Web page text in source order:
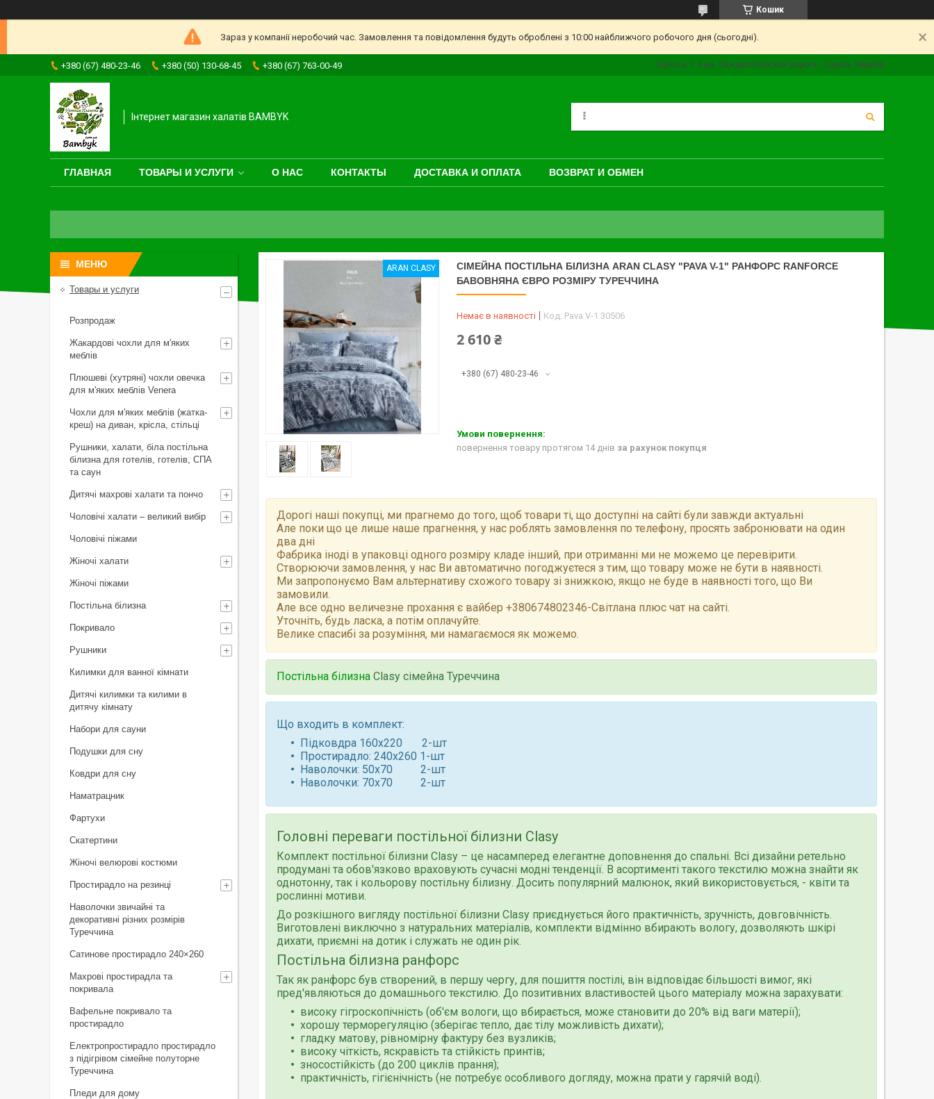
Кошик
Зараз у компанії неробочий час. Замовлення та повідомлення будуть оброблені з 10:00 найближчого робочого дня (сьогодні).
+380 (67) 480-23-46 +380 (50) 130-68-45 +380 (67) 763-00-49 Одесса, 7 й км. Овидиопольской дороги., Одеса, Україна
Інтернет магазин халатів BAMBYK
ГЛАВНАЯ ТОВАРЫ И УСЛУГИ О НАС КОНТАКТЫ ДОСТАВКА И ОПЛАТА ВОЗВРАТ И ОБМЕН
ARAN CLASY
СІМЕЙНА ПОСТІЛЬНА БІЛИЗНА ARAN CLASY "PAVA V-1" РАНФОРС RANFORCE
БАВОВНЯНА ЄВРО РОЗМІРУ ТУРЕЧЧИНА
Немає в наявності Код: Pava V-1 30506
2 610 ₴
+380 (67) 480-23-46
повернення товару протягом 14 днів за рахунок покупця
Дорогі наші покупці, ми прагнемо до того, щоб товари ті, що доступні на сайті були завжди актуальні
Але поки що це лише наше прагнення, у нас роблять замовлення по телефону, просять забронювати на один
два дні
Фабрика іноді в упаковці одного розміру кладе інший, при отриманні ми не можемо це перевірити.
Створюючи замовлення, у нас Ви автоматично погоджуєтеся з тим, що товару може не бути в наявності.
Ми запропонуємо Вам альтернативу схожого товару зі знижкою, якщо не буде в наявності того, що Ви
замовили.
Але все одно величезне прохання є вайбер +380674802346-Світлана плюс чат на сайті.
Уточніть, будь ласка, а потім оплачуйте.
Велике спасибі за розуміння, ми намагаємося як можемо.
Постільна білизна Clasy сiмейна Туреччина
Що входить в комплект:
Підковдра 160x220 2-шт
Простирадло: 240x260 1-шт
Наволочки: 50x70 2-шт
Наволочки: 70x70 2-шт
Головні переваги постільної білизни Clasy
Комплект постільної білизни Clasy – це насамперед елегантне доповнення до спальні. Всі дизайни ретельно
продумані та обов'язково враховують сучасні модні тенденції. В асортименті такого текстилю можна знайти як
однотонну, так і кольорову постільну білизну. Досить популярний малюнок, який використовується, - квіти та
рослинні мотиви.
До розкішного вигляду постільної білизни Clasy приєднується його практичність, зручність, довговічність.
Виготовлені виключно з натуральних матеріалів, комплекти відмінно вбирають вологу, дозволяють шкірі
дихати, приємні на дотик і служать не один рік.
Постільна білизна ранфорс
Так як ранфорс був створений, в першу чергу, для пошиття постілi, він відповідає більшості вимог, які
пред'являються до домашнього текстилю. До позитивних властивостей цього матеріалу можна зарахувати:
високу гігроскопічність (об'єм вологи, що вбирається, може становити до 20% від ваги матерії);
хорошу терморегуляцію (зберігає тепло, дає тілу можливість дихати);
гладку матову, рівномірну фактуру без вузликів;
високу чіткість, яскравість та стійкість принтів;
зносостійкість (до 200 циклів прання);
практичність, гігієнічність (не потребує особливого догляду, можна прати у гарячій воді).
Товары и услуги
Розпродаж
Жакардові чохли для м'яких
меблів
Плюшеві (хутряні) чохли овечка
для м'яких меблів Venera
Чохли для м'яких меблів (жатка-
креш) на диван, крісла, стільці
Рушники, халати, біла постільна
білизна для готелів, готелів, СПА
та саун
Дитячі махрові халати та пончо
Чоловічі халати – великий вибір
Чоловічі піжами
Жіночі халати
Жіночі піжами
Постільна білизна
Покривало
Рушники
Килимки для ванної кімнати
Дитячі килимки та килими в
дитячу кімнату
Набори для сауни
Подушки для сну
Ковдри для сну
Наматрацник
Фартухи
Скатертини
Жіночі велюрові костюми
Простирадло на резинці
Наволочки звичайні та
декоративні різних розмірів
Туреччина
Сатинове простирадло 240×260
Махрові простирадла та
покривала
Вафельне покривало та
простирадло
Електропростирадло простирадло
з підігрівом сімейне полуторне
Туреччина
Пледи для дому